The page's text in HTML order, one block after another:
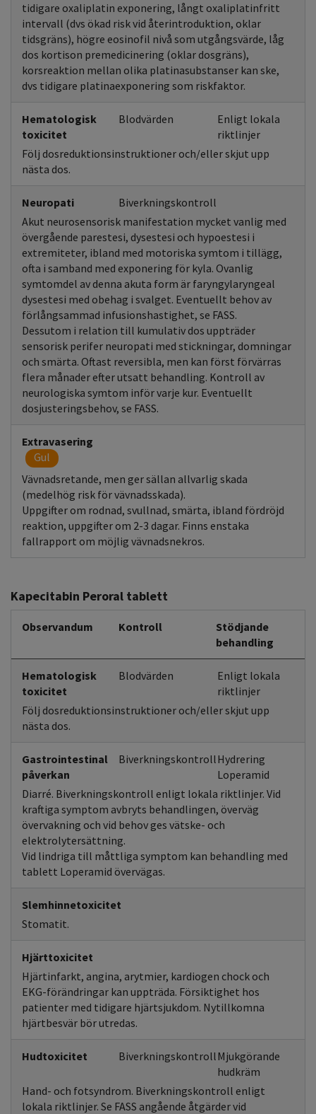
tidigare oxaliplatin exponering, långt oxaliplatinfritt
intervall (dvs ökad risk vid återintroduktion, oklar
tidsgräns), högre eosinofil nivå som utgångsvärde, låg
dos kortison premedicinering (oklar dosgräns),
korsreaktion mellan olika platinasubstanser kan ske,
dvs tidigare platinaexponering som riskfaktor.
Hematologisk
toxicitet
Blodvärden
Enligt lokala
riktlinjer
Följ dosreduktionsinstruktioner och/eller skjut upp
nästa dos.
Neuropati
Biverkningskontroll
Akut neurosensorisk manifestation mycket vanlig med
övergående parestesi, dysestesi och hypoestesi i
extremiteter, ibland med motoriska symtom i tillägg,
ofta i samband med exponering för kyla. Ovanlig
symtomdel av denna akuta form är faryngylaryngeal
dysestesi med obehag i svalget. Eventuellt behov av
förlångsammad infusionshastighet, se FASS.
Dessutom i relation till kumulativ dos uppträder
sensorisk perifer neuropati med stickningar, domningar
och smärta. Oftast reversibla, men kan först förvärras
flera månader efter utsatt behandling. Kontroll av
neurologiska symtom inför varje kur. Eventuellt
dosjusteringsbehov, se FASS.
Extravasering
Gul
Vävnadsretande, men ger sällan allvarlig skada
(medelhög risk för vävnadsskada).
Uppgifter om rodnad, svullnad, smärta, ibland fördröjd
reaktion, uppgifter om 2-3 dagar. Finns enstaka
fallrapport om möjlig vävnadsnekros.
Kapecitabin Peroral tablett
Observandum Kontroll
Stödjande
behandling
Hematologisk
toxicitet
Blodvärden
Enligt lokala
riktlinjer
Följ dosreduktionsinstruktioner och/eller skjut upp
nästa dos.
Gastrointestinal
påverkan
BiverkningskontrollHydrering
Loperamid
Diarré. Biverkningskontroll enligt lokala riktlinjer. Vid
kraftiga symptom avbryts behandlingen, överväg
övervakning och vid behov ges vätske- och
elektrolytersättning.
Vid lindriga till måttliga symptom kan behandling med
tablett Loperamid övervägas.
Slemhinnetoxicitet
Stomatit.
Hjärttoxicitet
Hjärtinfarkt, angina, arytmier, kardiogen chock och
EKG-förändringar kan uppträda. Försiktighet hos
patienter med tidigare hjärtsjukdom. Nytillkomna
hjärtbesvär bör utredas.
Hudtoxicitet BiverkningskontrollMjukgörande
hudkräm
Hand- och fotsyndrom. Biverkningskontroll enligt
lokala riktlinjer. Se FASS angående åtgärder vid